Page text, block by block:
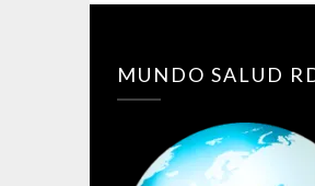
MUNDO SALUD